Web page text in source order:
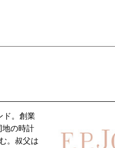
ド。創業
地の時計
。叔父は